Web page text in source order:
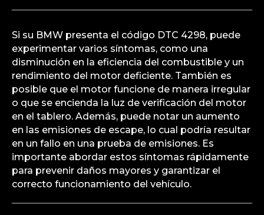
Si su BMW presenta el código DTC 4298, puede
experimentar varios síntomas, como una
disminución en la eficiencia del combustible y un
rendimiento del motor deficiente. También es
posible que el motor funcione de manera irregular
o que se encienda la luz de verificación del motor
en el tablero. Además, puede notar un aumento
en las emisiones de escape, lo cual podría resultar
en un fallo en una prueba de emisiones. Es
importante abordar estos síntomas rápidamente
para prevenir daños mayores y garantizar el
correcto funcionamiento del vehículo.